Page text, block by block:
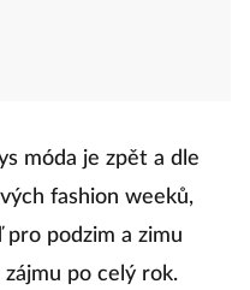
móda je zpět a dle
fashion weeků,
podzim a zimu
po celý rok.